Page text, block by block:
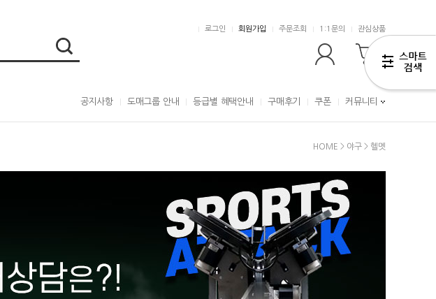
로그인 회원가입 주문조회 1:1문의 관심상품
공지사항 도매그룹 안내 등급별 혜택안내 구매후기 쿠폰 커뮤니티
HOME > 야구 > 헬멧